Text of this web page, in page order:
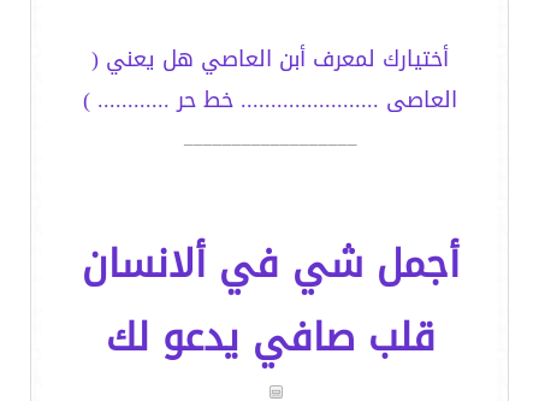
أختيارك لمعرف أبن العاصي هل يعني (
العاصى ....................... خط حر ............ )
__________________
أجمل شي في ألانسان
قلب صافي يدعو لك